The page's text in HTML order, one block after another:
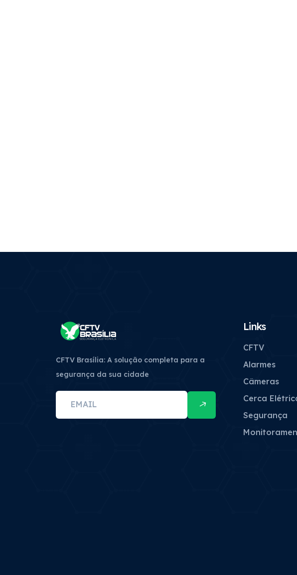
CFTV Brasília: A solução completa para a
segurança da sua cidade
Links
CFTV
Alarmes
Câmeras
Cerca
Segurança